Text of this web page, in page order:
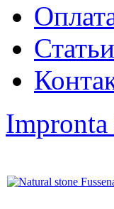
Статьи
Impronta